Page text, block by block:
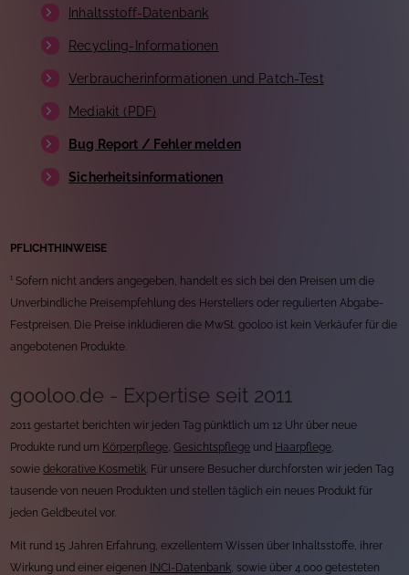
Inhaltsstoff-Datenbank
Recycling-Informationen
Verbraucherinformationen und Patch-Test
Mediakit (PDF)
Bug Report / Fehler melden
Sicherheitsinformationen
PFLICHTHINWEISE
¹ Sofern nicht anders angegeben, handelt es sich bei den Preisen um die
Unverbindliche Preisempfehlung des Herstellers oder regulierten Abgabe-
Festpreisen. Die Preise inkludieren die MwSt. gooloo ist kein Verkäufer für die
angebotenen Produkte.
gooloo.de - Expertise seit 2011
2011 gestartet berichten wir jeden Tag pünktlich um 12 Uhr über neue
Produkte rund um Körperpflege ,Gesichtspflege und Haarpflege
sowiedekorative Kosmetik . Für unsere Besucher durchforsten wir jeden Tag
tausende von neuen Produkten und stellen täglich ein neues Produkt für
jeden Geldbeutel vor.
Mit rund 15 Jahren Erfahrung, exzellentem Wissen über Inhaltsstoffe, ihrer
Wirkung und einer eigenen INCI-Datenbank , sowie über 4.000 getesteten